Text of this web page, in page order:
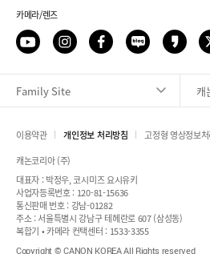
카메라/렌즈
Family Site 캐
이용약관 개인정보 처리방침
고정형 영상정보
캐논코리아 (주)
대표자 : 박정우, 코시미즈 요시유키
사업자등록번호 : 120-81-15636
통신판매 번호 : 강남-01282
주소 : 서울특별시 강남구 테헤란로 607 (삼성동)
복합기 • 카메라 컨택센터 : 1533-3355
Copyright © CANON KOREA All Rights reserved